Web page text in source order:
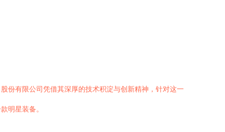
份有限公司凭借其深厚的技术积淀与创新精神，针对这一
明星装备。